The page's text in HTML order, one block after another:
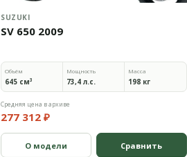
SUZUKI
SV 650 2009
Объём
645 см³
Мощность
73,4 л.с.
Масса
198 кг
Средняя цена в архиве
277 312 ₽
О модели Сравнить